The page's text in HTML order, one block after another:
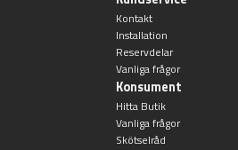
Kontakt
Installation
Reservdelar
Vanliga frågor
Konsument
Hitta Butik
Vanliga frågor
Skötselråd